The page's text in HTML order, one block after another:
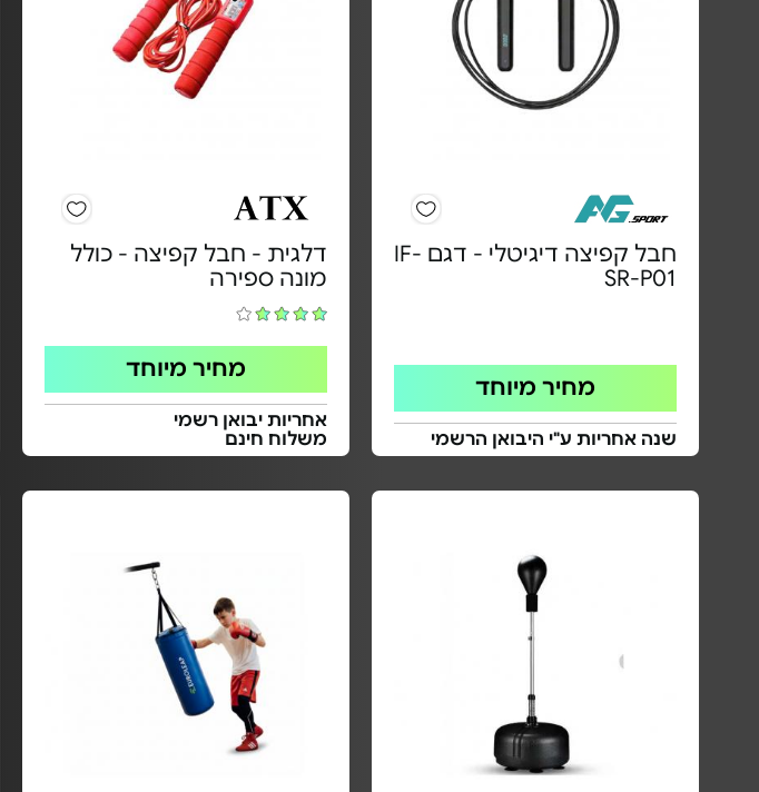
חבל קפיצה דיגיטלי - דגם IF-
SR-P01
מחיר מיוחד
שנה אחריות ע"י היבואן הרשמי
דלגית - חבל קפיצה - כולל
מונה ספירה
מחיר מיוחד
אחריות יבואן רשמי
משלוח חינם